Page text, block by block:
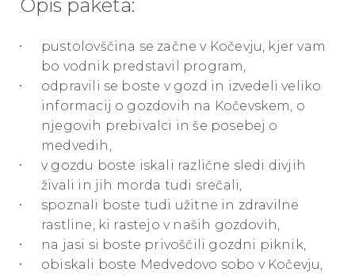
Opis paketa:
pustolovščina se začne v Kočevju, kjer vam
bo vodnik predstavil program,
odpravili se boste v gozd in izvedeli veliko
informacij o gozdovih na Kočevskem, o
njegovih prebivalci in še posebej o
medvedih,
v gozdu boste iskali različne sledi divjih
živali in jih morda tudi srečali,
spoznali boste tudi užitne in zdravilne
rastline, ki rastejo v naših gozdovih,
na jasi si boste privoščili gozdni piknik,
obiskali boste Medvedovo sobo v Kočevju,